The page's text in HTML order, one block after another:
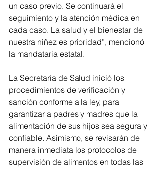
un caso previo. Se continuará el
seguimiento y la atención médica en
cada caso. La salud y el bienestar de
nuestra niñez es prioridad”, mencionó
la mandataria estatal.
La Secretaría de Salud inició los
procedimientos de verificación y
sanción conforme a la ley, para
garantizar a padres y madres que la
alimentación de sus hijos sea segura y
confiable. Asimismo, se revisarán de
manera inmediata los protocolos de
supervisión de alimentos en todas las